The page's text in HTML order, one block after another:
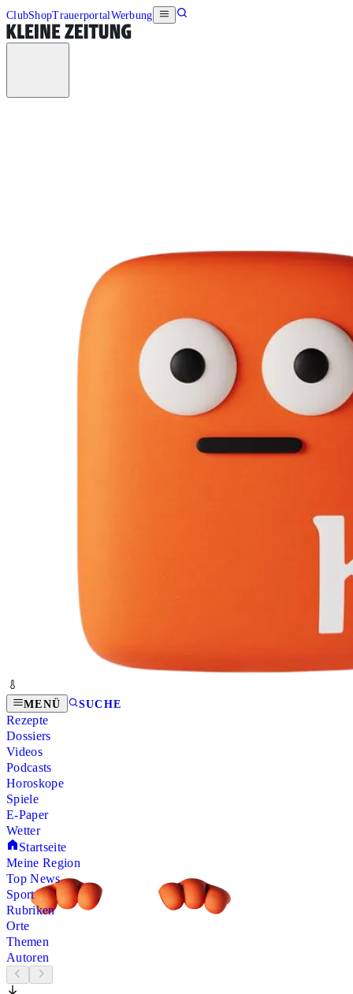
ClubShopTrauerportalWerbung
MENÜ SUCHE
Rezepte
Dossiers
Videos
Podcasts
Horoskope
Spiele
E-Paper
Wetter
Startseite
Meine Region
Top News
Sport
Rubriken
Orte
Themen
Autoren